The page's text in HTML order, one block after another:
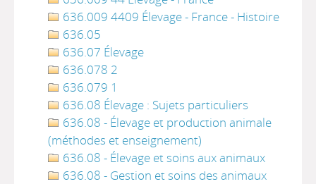
636.009 4409 Élevage - France - Histoire
636.05
636.07 Élevage
636.078 2
636.079 1
636.08 Élevage : Sujets particuliers
636.08 - Élevage et production animale
(méthodes et enseignement)
636.08 - Élevage et soins aux animaux
636.08 - Gestion et soins des animaux